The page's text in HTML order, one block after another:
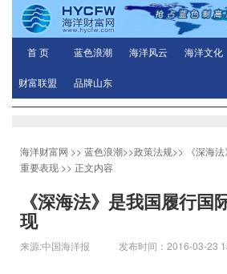
首 页 蓝色浪潮 海洋风云 海洋文化
财富联盟 品牌山东
海洋财富网 >> 蓝色浪潮>>政策法规>>
《深海
重要表现 >> 正文内容
《深海法》是我国履行国
现
来源:中国海洋报 发布时间：2016-03-23